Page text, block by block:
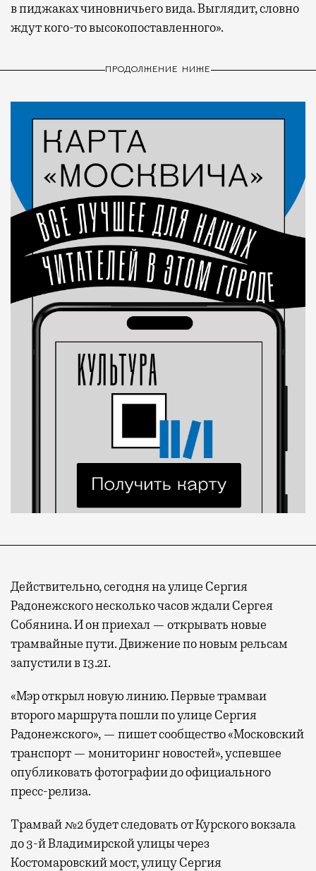
в пиджаках чиновничьего вида. Выглядит, словно
ждут кого-то высокопоставленного».
ПРОДОЛЖЕНИЕ НИЖЕ
Действительно, сегодня на улице Сергия
Радонежского несколько часов ждали Сергея
Собянина. И он приехал — открывать новые
трамвайные пути. Движение по новым рельсам
запустили в 13.21.
«Мэр открыл новую линию. Первые трамваи
второго маршрута пошли по улице Сергия
Радонежского», — пишет сообщество «Московский
транспорт — мониторинг новостей», успевшее
опубликовать фотографии до официального
пресс-релиза.
Трамвай №2 будет следовать от Курского вокзала
до 3-й Владимирской улицы через
Костомаровский мост, улицу Сергия